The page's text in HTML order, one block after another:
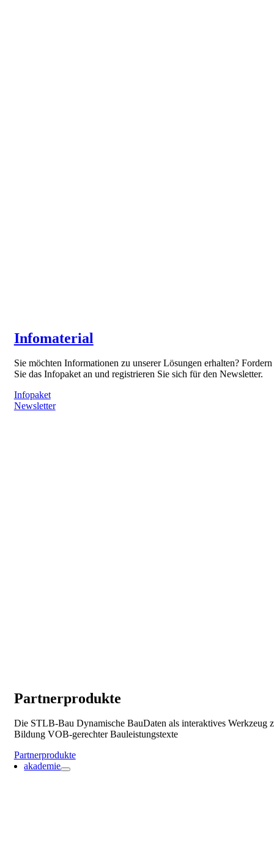
Infomaterial
Sie möchten Informationen zu unserer Lösungen erhalten? Fordern
Sie das Infopaket an und registrieren Sie sich für den Newsletter.
Infopaket
Newsletter
Partnerprodukte
Die STLB-Bau Dynamische BauDaten als interaktives Werkzeug
Bildung VOB-gerechter Bauleistungstexte
Partnerprodukte
akademie